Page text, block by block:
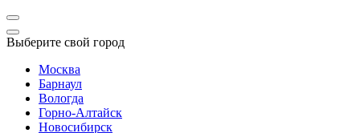
Выберите свой город
Москва
Барнаул
Вологда
Горно-Алтайск
Новосибирск